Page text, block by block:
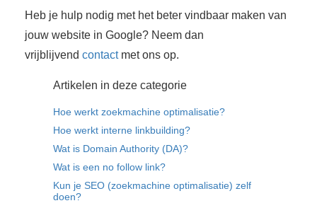
Heb je hulp nodig met het beter vindbaar maken van
jouw website in Google? Neem dan
vrijblijvend contactmet ons op.
Artikelen in deze categorie
Hoe werkt zoekmachine optimalisatie?
Hoe werkt interne linkbuilding?
Wat is Domain Authority (DA)?
Wat is een no follow link?
Kun je SEO (zoekmachine optimalisatie) zelf
doen?